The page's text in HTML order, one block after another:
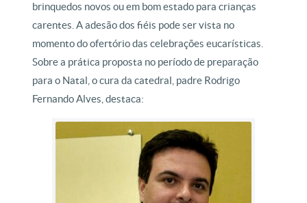
brinquedos novos ou em bom estado para crianças
carentes. A adesão dos fiéis pode ser vista no
momento do ofertório das celebrações eucarísticas.
Sobre a prática proposta no período de preparação
para o Natal, o cura da catedral, padre Rodrigo
Fernando Alves, destaca: